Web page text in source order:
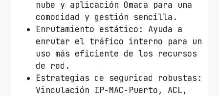
nube y aplicación Omada para una
comodidad y gestión sencilla.
Enrutamiento estático: Ayuda a
enrutar el tráfico interno para un
uso más eficiente de los recursos
de red.
Estrategias de seguridad robustas:
Vinculación IP-MAC-Puerto, ACL,